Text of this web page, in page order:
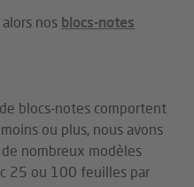
nos blocs-notes
blocs-notes comportent
ou plus, nous avons
nombreux modèles
25 ou 100 feuilles par